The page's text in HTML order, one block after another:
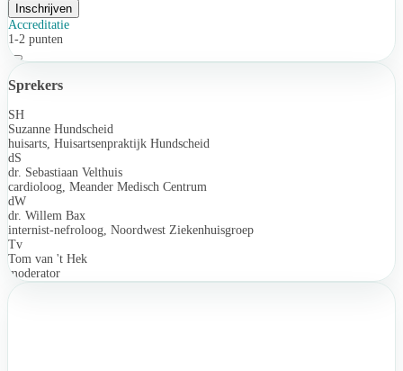
Inschrijven
Accreditatie
1-2 punten
Sprekers
SH
Suzanne Hundscheid
huisarts, Huisartsenpraktijk Hundscheid
dS
dr. Sebastiaan Velthuis
cardioloog, Meander Medisch Centrum
dW
dr. Willem Bax
internist-nefroloog, Noordwest Ziekenhuisgroep
Tv
Tom van 't Hek
moderator